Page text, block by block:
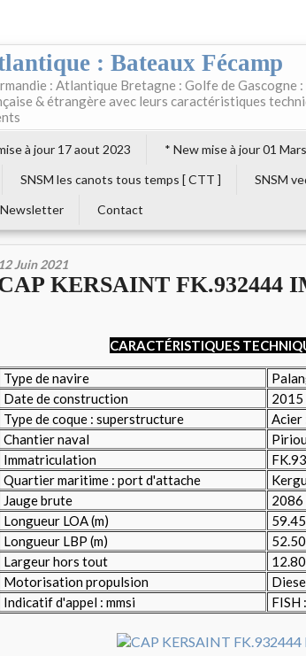
: Bateaux Fécamp
: Atlantique Bretagne : Golfe de Gascogne
& étrangère avec leurs caractéristiques
à jour 17 aout 2023
* New mise à jour 01
SNSM les canots tous temps [ CTT ]
SNSM
Newsletter Contact
12 Juin 2021
KERSAINT FK.932444
CARACTÉRISTIQUES
Type de navire
Date de construction
2015
Type de coque : superstructure
Acier
Chantier naval
Immatriculation
Quartier maritime : port d'attache
Jauge brute
2086
Longueur LOA (m)
Longueur LBP (m)
Largeur hors tout
Motorisation propulsion
Indicatif d'appel : mmsi
FISH